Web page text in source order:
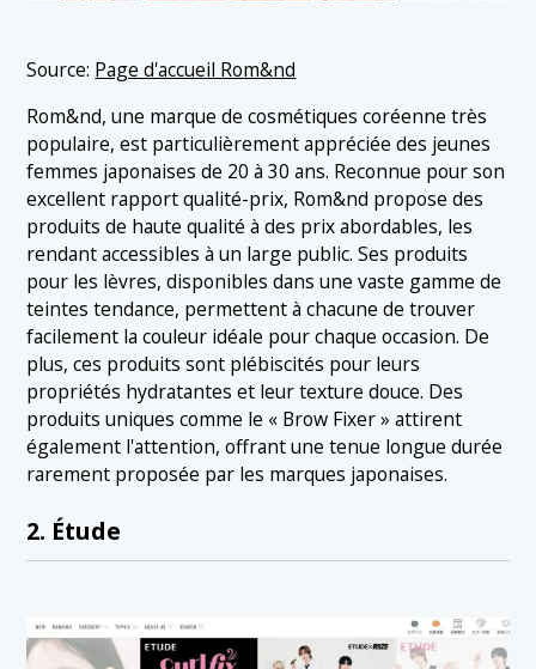
Source: Page d'accueil Rom&nd
Rom&nd, une marque de cosmétiques coréenne très
populaire, est particulièrement appréciée des jeunes
femmes japonaises de 20 à 30 ans. Reconnue pour son
excellent rapport qualité-prix, Rom&nd propose des
produits de haute qualité à des prix abordables, les
rendant accessibles à un large public. Ses produits
pour les lèvres, disponibles dans une vaste gamme de
teintes tendance, permettent à chacune de trouver
facilement la couleur idéale pour chaque occasion. De
plus, ces produits sont plébiscités pour leurs
propriétés hydratantes et leur texture douce. Des
produits uniques comme le « Brow Fixer » attirent
également l'attention, offrant une tenue longue durée
rarement proposée par les marques japonaises.
2. Étude